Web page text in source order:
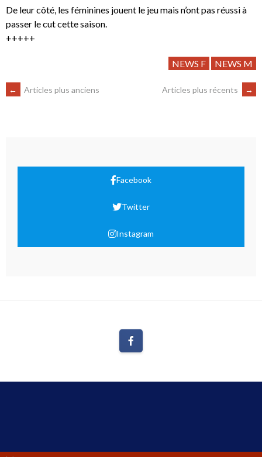
De leur côté, les féminines jouent le jeu mais n’ont pas réussi à
passer le cut cette saison.
+++++
NEWS F NEWS M
← Articles plus anciens Articles plus récents →
Facebook
Twitter
Instagram